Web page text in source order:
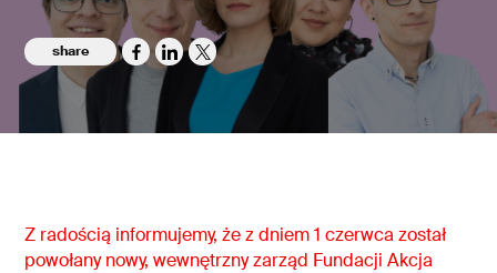
share
Z radością informujemy, że z dniem 1 czerwca został
powołany nowy, wewnętrzny zarząd Fundacji Akcja